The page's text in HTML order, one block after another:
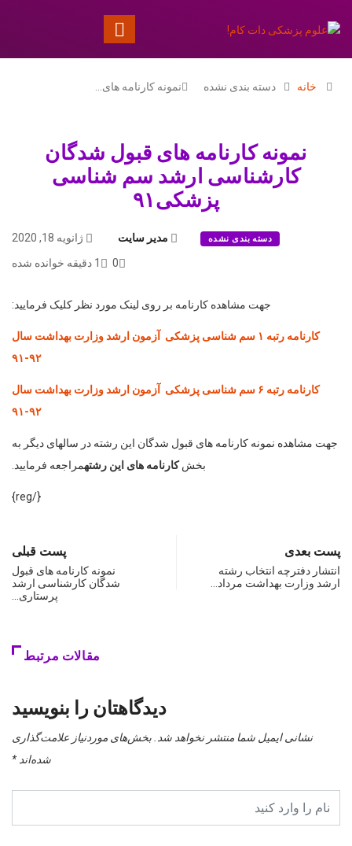
خانه دسته بندی نشده نمونه کارنامه های…
نمونه کارنامه های قبول شدگان
کارشناسی ارشد سم شناسی
پزشکی۹۱
دسته بندی نشده مدیر سایت
ژانویه 18, 2020
0
1 دقیقه خوانده شده
جهت مشاهده کارنامه بر روی لینک مورد نظر کلیک فرمایید:
کارنامه رتبه ۱ سم شناسی پزشکی آزمون ارشد وزارت بهداشت سال
۹۲-۹۱
کارنامه رتبه ۶ سم شناسی پزشکی آزمون ارشد وزارت بهداشت سال
۹۲-۹۱
جهت مشاهده نمونه کارنامه های قبول شدگان این رشته در سالهای دیگر به
بخشکارنامه های این رشتهمراجعه فرمایید.
{/reg}
پست قبلی
نمونه کارنامه های قبول
شدگان کارشناسی ارشد
پرستاری…
پست بعدی
انتشار دفترچه انتخاب رشته
ارشد وزارت بهداشت مرداد…
مقالات مرتبط
دیدگاهتان را بنویسید
نشانی ایمیل شما منتشر نخواهد شد. بخش‌های موردنیاز علامت‌گذاری
شده‌اند*